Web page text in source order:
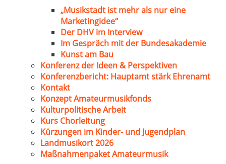
„Musikstadt ist mehr als nur eine
Marketingidee“
Der DHV im Interview
Im Gespräch mit der Bundesakademie
Kunst am Bau
Konferenz der Ideen & Perspektiven
Konferenzbericht: Hauptamt stärk Ehrenamt
Kontakt
Konzept Amateurmusikfonds
Kulturpolitische Arbeit
Kurs Chorleitung
Kürzungen im Kinder- und Jugendplan
Landmusikort 2026
Maßnahmenpaket Amateurmusik